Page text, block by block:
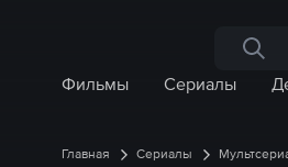
Фильмы
Сериалы
Главная Сериалы